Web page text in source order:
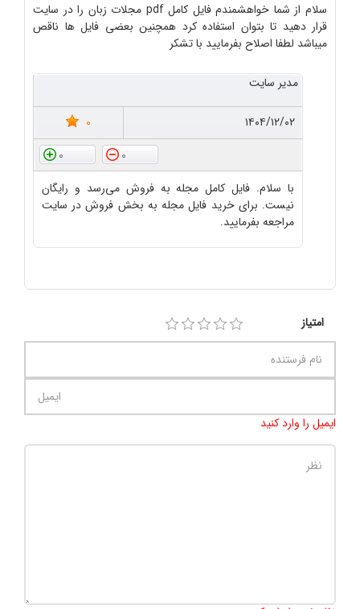
سلام از شما خواهشمندم فایل کامل pdf مجلات زبان را در سایت
قرار دهید تا بتوان استفاده کرد همچنین بعضی فایل ها ناقص
میباشد لطفا اصلاح بفرمایید با تشکر
مدیر سایت
۱۴۰۴/۱۲/۰۲
0
0
0
با سلام. فایل کامل مجله به فروش می‌رسد و رایگان
نیست. برای خرید فایل مجله به بخش فروش در سایت
مراجعه بفرمایید.
امتیاز
ایمیل را وارد کنید